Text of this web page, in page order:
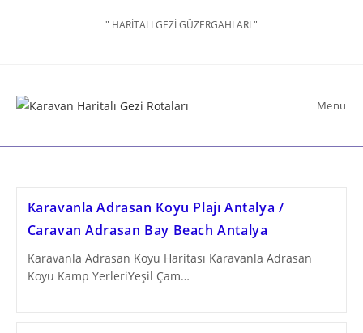
" HARİTALI GEZİ GÜZERGAHLARI "
Menu
Karavanla Adrasan Koyu Plajı Antalya /
Caravan Adrasan Bay Beach Antalya
Karavanla Adrasan Koyu Haritası Karavanla Adrasan
Koyu ​Kamp YerleriYeşil Çam…